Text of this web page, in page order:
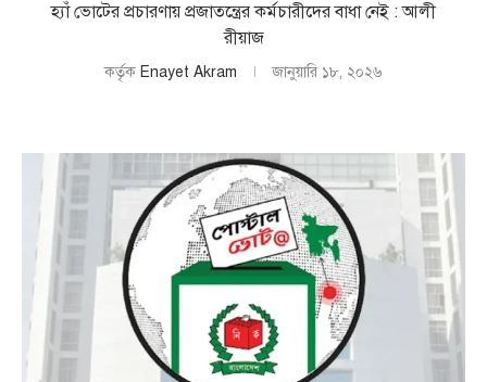
হ্যাঁ ভোটের প্রচারণায় প্রজাতন্ত্রের কর্মচারীদের বাধা নেই : আলী
রীয়াজ
কর্তৃক Enayet Akram জানুয়ারি ১৮, ২০২৬